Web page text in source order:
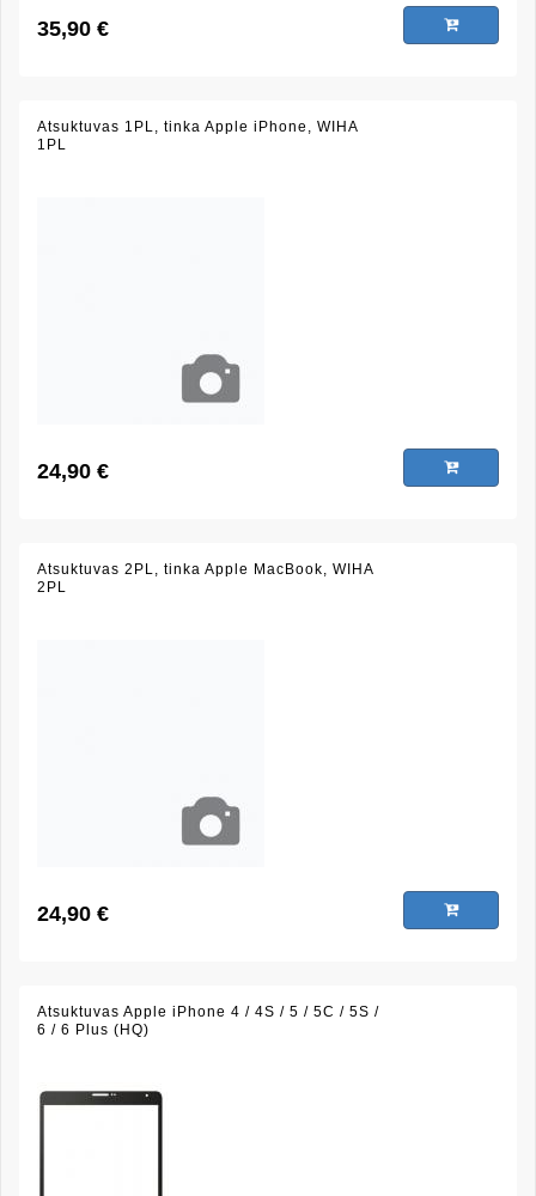
35,90 €
Atsuktuvas 1PL, tinka Apple iPhone, WIHA
1PL
24,90 €
Atsuktuvas 2PL, tinka Apple MacBook, WIHA
2PL
24,90 €
Atsuktuvas Apple iPhone 4 / 4S / 5 / 5C / 5S /
6 / 6 Plus (HQ)